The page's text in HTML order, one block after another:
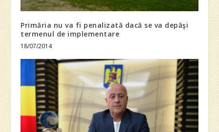
Primăria nu va fi penalizată dacă se va depăşi
termenul de implementare
18/07/2014